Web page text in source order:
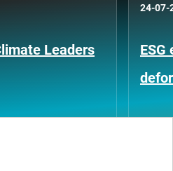
Leaders
24-07-